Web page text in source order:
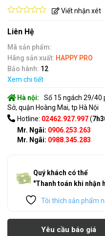
out
of
5
Viết nhận xét
Liên Hệ
Mã sản phẩm:
Hãng sản xuất: HAPPY PRO
Bảo hành: 12
Xem chi tiết
Hà nội:
Số 15 ngách 29/40
Sở, quận Hoàng Mai, tp Hà Nội
Hotline: 02462.927.997(
Mr. Ngãi: 0906.253.263
Mr. Ngãi: 0988.345.283
Quý khách có thể
"Thanh toán khi nhận
Tôi thích sản phẩm
Yêu cầu báo giá